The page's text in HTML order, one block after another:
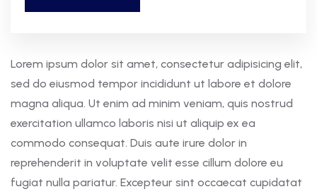
Lorem ipsum dolor sit amet, consectetur adipisicing elit,
sed do eiusmod tempor incididunt ut labore et dolore
magna aliqua. Ut enim ad minim veniam, quis nostrud
exercitation ullamco laboris nisi ut aliquip ex ea
commodo consequat. Duis aute irure dolor in
reprehenderit in voluptate velit esse cillum dolore eu
fugiat nulla pariatur. Excepteur sint occaecat cupidatat